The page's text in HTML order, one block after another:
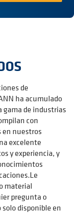
de
ha acumulado
de industrias
con
en nuestros
excelente
y experiencia, y
material
pregunta o
disponible en